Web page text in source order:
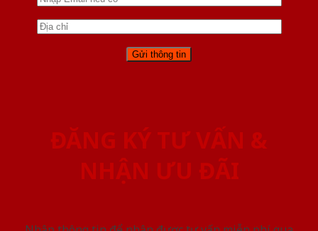
ĐĂNG KÝ TƯ VẤN &
NHẬN ƯU ĐÃI